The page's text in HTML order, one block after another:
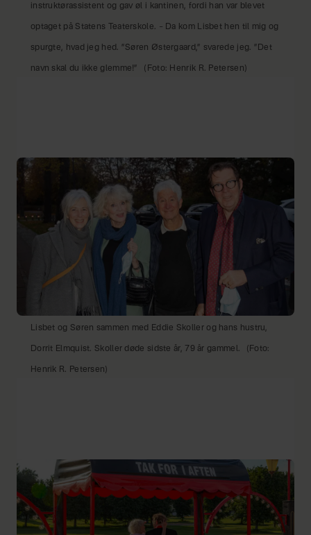
instruktørassistent og gav øl i kantinen, fordi han var blevet
optaget på Statens Teaterskole. – Da kom Lisbet hen til mig og
spurgte, hvad jeg hed. ”Søren Østergaard,” svarede jeg. ”Det
navn skal du ikke glemme!” (Foto: Henrik R. Petersen)
Lisbet og Søren sammen med Eddie Skoller og hans hustru,
Dorrit Elmquist. Skoller døde sidste år, 79 år gammel. (Foto:
Henrik R. Petersen)